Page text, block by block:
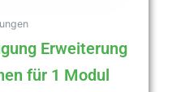
Erweiterung
für 1 Modul